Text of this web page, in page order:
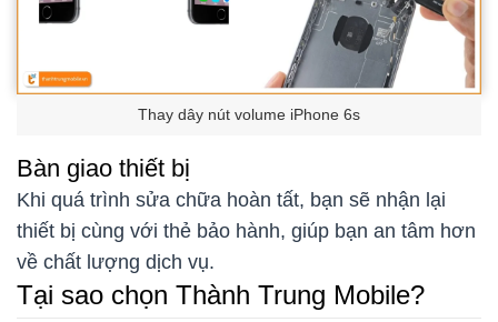
Thay dây nút volume iPhone 6s
Bàn giao thiết bị
Khi quá trình sửa chữa hoàn tất, bạn sẽ nhận lại
thiết bị cùng với thẻ bảo hành, giúp bạn an tâm hơn
về chất lượng dịch vụ.
Tại sao chọn Thành Trung Mobile?